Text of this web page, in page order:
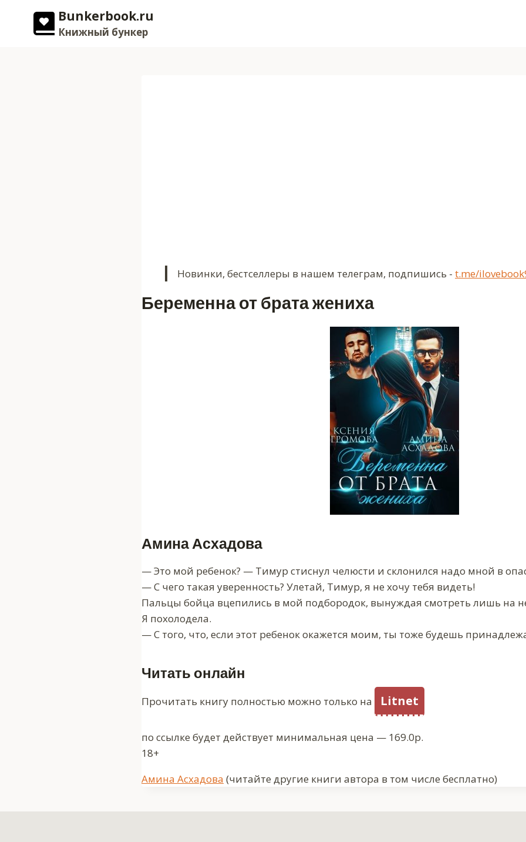
содержимому
Bunkerbook.ru
Книжный бункер
Новинки, бестселлеры в нашем телеграм, подпишись - t.me/
Беременна от брата жениха
Амина Асхадова
— Это мой ребенок? — Тимур стиснул челюсти и склонился надо мной в
— С чего такая уверенность? Улетай, Тимур, я не хочу тебя видеть!
Пальцы бойца вцепились в мой подбородок, вынуждая смотреть лишь на
Я похолодела.
— С того, что, если этот ребенок окажется моим, ты тоже будешь
Читать онлайн
Прочитать книгу полностью можно только на Litnet
по ссылке будет действует минимальная цена — 169.0р.
18+
Метки
Амина Асхадова (читайте другие книги автора в том числе бесплатно)